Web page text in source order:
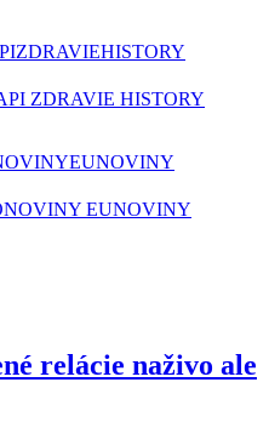
ZDRAVIEHISTORY
ZDRAVIE HISTORY
EUNOVINY
EUNOVINY
relácie naživo ale